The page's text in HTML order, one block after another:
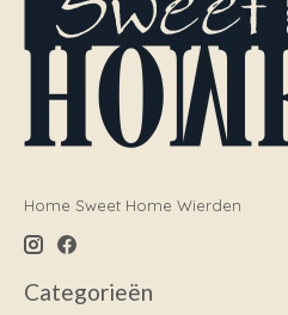
Home Sweet Home Wierden
Categorieën